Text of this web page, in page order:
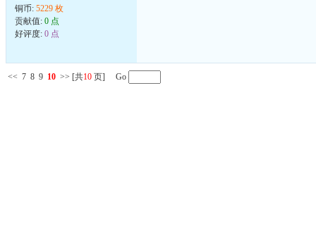
铜币: 5229 枚
贡献值: 0 点
好评度: 0 点
<< 7 8 9 10 >> [共10 页] Go